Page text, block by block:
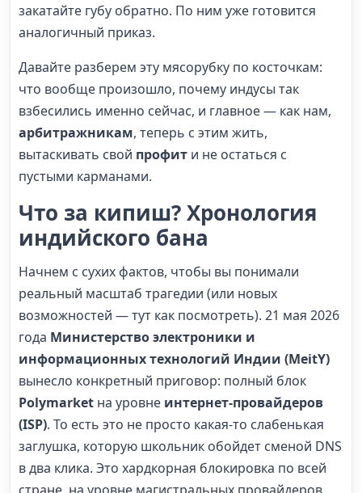
закатайте губу обратно. По ним уже готовится
аналогичный приказ.
Давайте разберем эту мясорубку по косточкам:
что вообще произошло, почему индусы так
взбесились именно сейчас, и главное — как нам,
арбитражникам, теперь с этим жить,
вытаскивать свой профит и не остаться с
пустыми карманами.
Что за кипиш? Хронология
индийского бана
Начнем с сухих фактов, чтобы вы понимали
реальный масштаб трагедии (или новых
возможностей — тут как посмотреть). 21 мая 2026
года Министерство электроники и
информационных технологий Индии (MeitY)
вынесло конкретный приговор: полный блок
Polymarket на уровне интернет-провайдеров
(ISP). То есть это не просто какая-то слабенькая
заглушка, которую школьник обойдет сменой DNS
в два клика. Это хардкорная блокировка по всей